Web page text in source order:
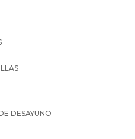
DESAYUNO